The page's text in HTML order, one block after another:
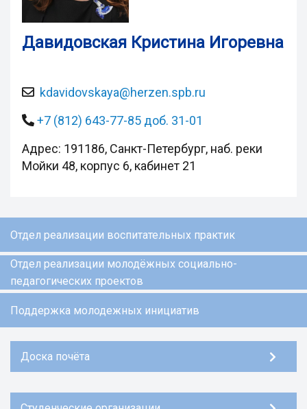
Давидовская Кристина Игоревна
kdavidovskaya@herzen.spb.ru
+7 (812) 643-77-85 доб. 31-01
Адрес: 191186, Санкт-Петербург, наб. реки
Мойки 48, корпус 6, кабинет 21
Отдел реализации воспитательных практик
Отдел реализации молодёжных социально-
педагогических проектов
Поддержка молодежных инициатив
Доска почёта